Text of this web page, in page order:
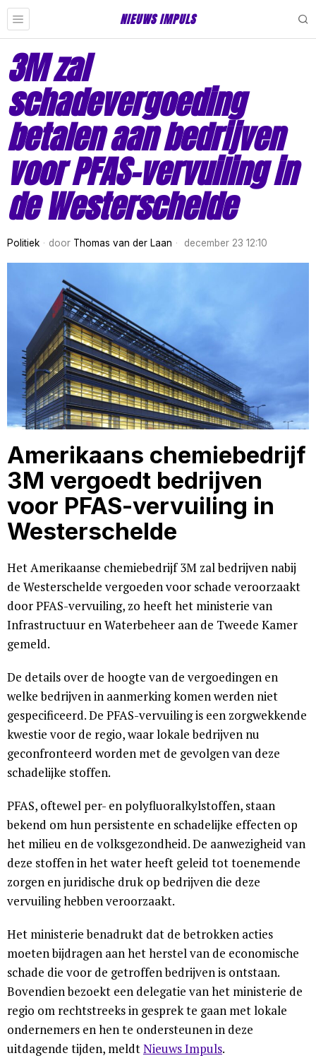
NIEUWS IMPULS
3M zal
schadevergoeding
betalen aan bedrijven
voor PFAS-vervuiling in
de Westerschelde
Politiek door Thomas van der Laan december 23 12:10
Amerikaans chemiebedrijf
3M vergoedt bedrijven
voor PFAS-vervuiling in
Westerschelde
Het Amerikaanse chemiebedrijf 3M zal bedrijven nabij
de Westerschelde vergoeden voor schade veroorzaakt
door PFAS-vervuiling, zo heeft het ministerie van
Infrastructuur en Waterbeheer aan de Tweede Kamer
gemeld.
De details over de hoogte van de vergoedingen en
welke bedrijven in aanmerking komen werden niet
gespecificeerd. De PFAS-vervuiling is een zorgwekkende
kwestie voor de regio, waar lokale bedrijven nu
geconfronteerd worden met de gevolgen van deze
schadelijke stoffen.
PFAS, oftewel per- en polyfluoralkylstoffen, staan
bekend om hun persistente en schadelijke effecten op
het milieu en de volksgezondheid. De aanwezigheid van
deze stoffen in het water heeft geleid tot toenemende
zorgen en juridische druk op bedrijven die deze
vervuiling hebben veroorzaakt.
Het ministerie benadrukt dat de betrokken acties
moeten bijdragen aan het herstel van de economische
schade die voor de getroffen bedrijven is ontstaan.
Bovendien bezoekt een delegatie van het ministerie de
regio om rechtstreeks in gesprek te gaan met lokale
ondernemers en hen te ondersteunen in deze
uitdagende tijden, meldtNieuws Impuls.